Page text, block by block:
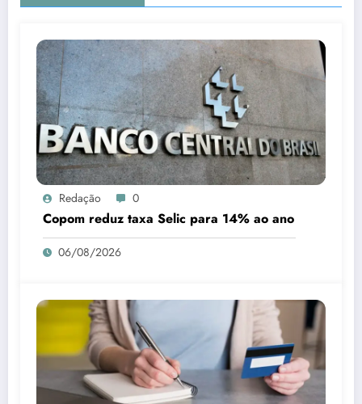
Redação 0
Copom reduz taxa Selic para 14% ao ano
06/08/2026